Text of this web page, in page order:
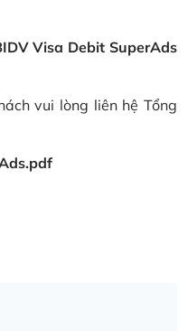
Visa Debit SuperAds
vui lòng liên hệ Tổng